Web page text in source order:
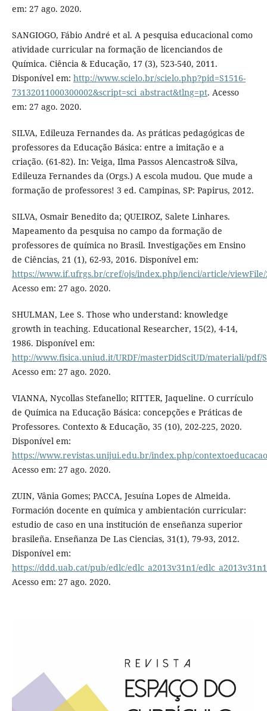
em: 27 ago. 2020.
SANGIOGO, Fábio André et al. A pesquisa educacional como
atividade curricular na formação de licenciandos de
Química. Ciência & Educação, 17 (3), 523-540, 2011.
Disponível em: http://www.scielo.br/scielo.php?pid=S1516-
73132011000300002&script=sci_abstract&tlng=pt. Acesso
em: 27 ago. 2020.
SILVA, Edileuza Fernandes da. As práticas pedagógicas de
professores da Educação Básica: entre a imitação e a
criação. (61-82). In: Veiga, Ilma Passos Alencastro& Silva,
Edileuza Fernandes da (Orgs.) A escola mudou. Que mude a
formação de professores! 3 ed. Campinas, SP: Papirus, 2012.
SILVA, Osmair Benedito da; QUEIROZ, Salete Linhares.
Mapeamento da pesquisa no campo da formação de
professores de química no Brasil. Investigações em Ensino
de Ciências, 21 (1), 62-93, 2016. Disponível em:
https://www.if.ufrgs.br/cref/ojs/index.php/ienci/article/viewFile/
Acesso em: 27 ago. 2020.
SHULMAN, Lee S. Those who understand: knowledge
growth in teaching. Educational Researcher, 15(2), 4-14,
1986. Disponível em:
http://www.fisica.uniud.it/URDF/masterDidSciUD/materiali/pdf/
Acesso em: 27 ago. 2020.
VIANNA, Nycollas Stefanello; RITTER, Jaqueline. O currículo
de Química na Educação Básica: concepções e Práticas de
Professores. Contexto & Educação, 35 (10), 202-225, 2020.
Disponível em:
https://www.revistas.unijui.edu.br/index.php/
Acesso em: 27 ago. 2020.
ZUIN, Vânia Gomes; PACCA, Jesuína Lopes de Almeida.
Formación docente en química y ambientación curricular:
estudio de caso en una institución de enseñanza superior
brasileña. Enseñanza De Las Ciencias, 31(1), 79-93, 2012.
Disponível em:
https://ddd.uab.cat/pub/edlc/edlc_a2013v31n1/
Acesso em: 27 ago. 2020.